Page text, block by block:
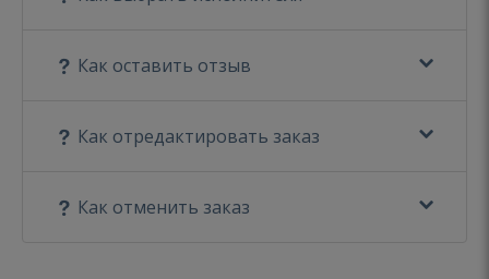
Как оставить отзыв
Как отредактировать заказ
Как отменить заказ